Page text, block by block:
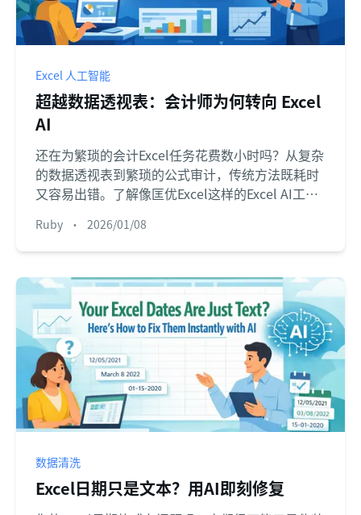
Excel 人工智能
超越数据透视表：会计师为何转向 Excel
AI
还在为繁琐的会计Excel任务花费数小时吗？从复杂
的数据透视表到繁琐的公式审计，传统方法既耗时
又容易出错。了解像匡优Excel这样的Excel AI工
报告和分析。
Ruby • 2026/01/08
数据清洗
Excel日期只是文本？用AI即刻修复